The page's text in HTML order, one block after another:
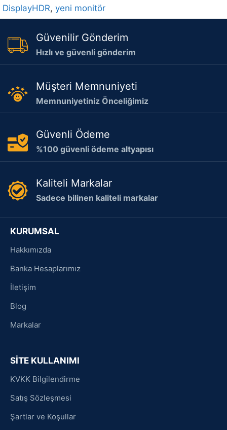
DisplayHDR, yeni monitör
Güvenilir Gönderim
Hızlı ve güvenli gönderim
Müşteri Memnuniyeti
Memnuniyetiniz Önceliğimiz
Güvenli Ödeme
%100 güvenli ödeme altyapısı
Kaliteli Markalar
Sadece bilinen kaliteli markalar
KURUMSAL
Hakkımızda
Banka Hesaplarımız
İletişim
Blog
Markalar
SİTE KULLANIMI
KVKK Bilgilendirme
Satış Sözleşmesi
Şartlar ve Koşullar